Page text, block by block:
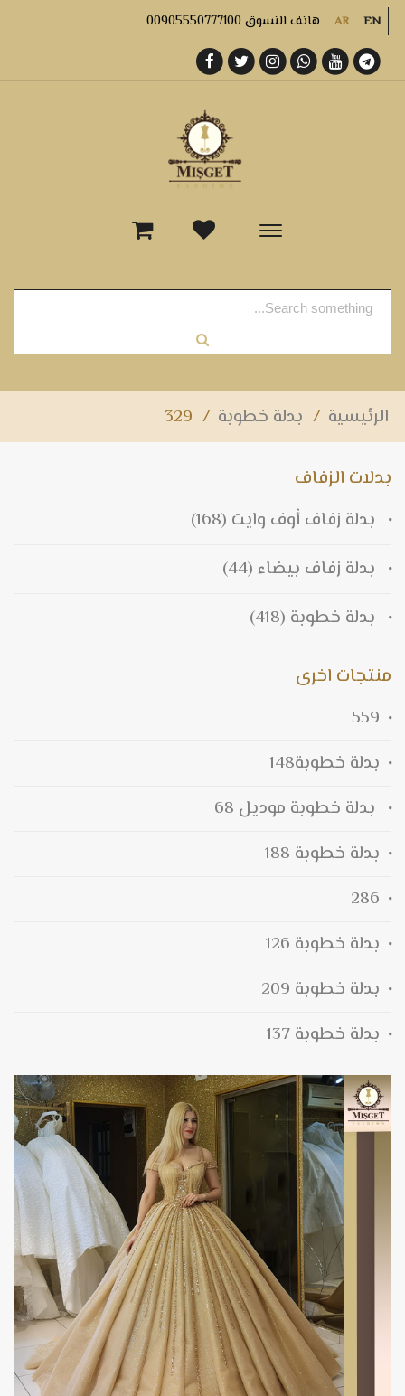
AR EN هاتف التسوق 00905550777100
-
الرئيسية / بدلة خطوبة /
329
بدلات الزفاف
بدلة زفاف أوف وايت (168)
بدلة زفاف بيضاء (44)
بدلة خطوبة (418)
منتجات اخرى
559
بدلة خطوبة148
بدلة خطوبة موديل 68
بدلة خطوبة 188
286
بدلة خطوبة 126
بدلة خطوبة 209
بدلة خطوبة 137